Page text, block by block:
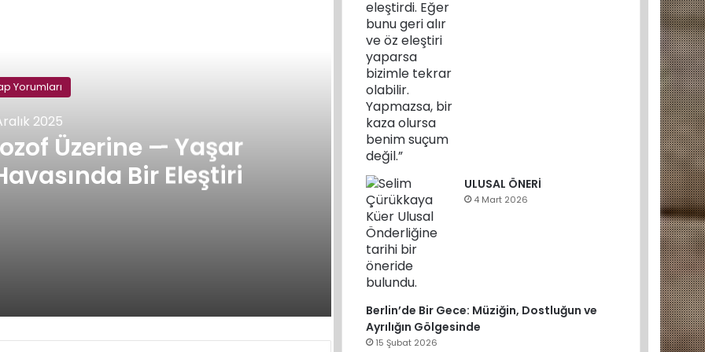
Yorumları
2025
Üzerine — Yaşar
Bir Eleştiri
ULUSAL ÖNERİ
4 Mart 2026
Berlin’de Bir Gece: Müziğin, Dostluğun ve
Ayrılığın Gölgesinde
15 Şubat 2026